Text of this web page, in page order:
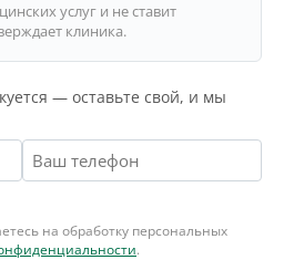
услуг и не ставит
клиника.
— оставьте свой, и мы
на обработку персональных
.